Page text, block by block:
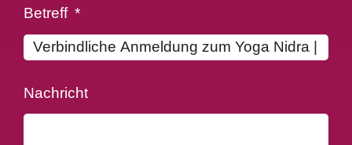
Betreff
Nachricht